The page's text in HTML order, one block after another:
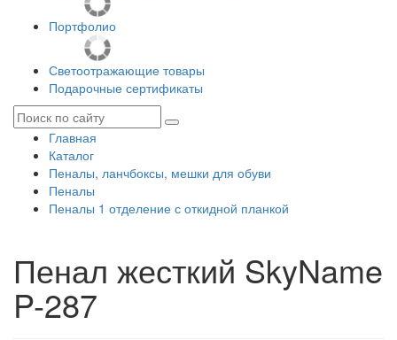
Портфолио
Светоотражающие товары
Подарочные сертификаты
Главная
Каталог
Пеналы, ланчбоксы, мешки для обуви
Пеналы
Пеналы 1 отделение с откидной планкой
Пенал жесткий SkyName
P-287